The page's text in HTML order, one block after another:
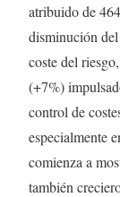
atribuido de
disminución
coste del
(+7%)
control de
especialmente
comienza a
también